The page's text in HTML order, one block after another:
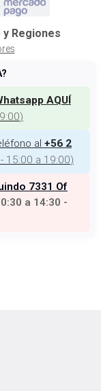
Regiones
AQUÍ
)
al +56 2
15:00 a 19:00)
7331 Of
a 14:30 -